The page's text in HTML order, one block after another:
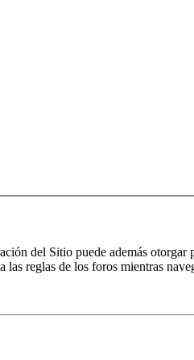
del Sitio puede además otorgar
las reglas de los foros mientras